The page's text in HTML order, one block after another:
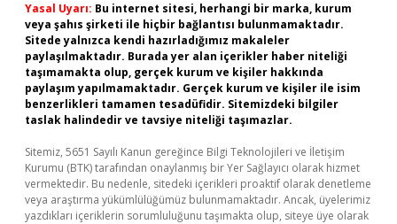
Yasal Uyarı: Bu internet sitesi, herhangi bir marka, kurum
veya şahıs şirketi ile hiçbir bağlantısı bulunmamaktadır.
Sitede yalnızca kendi hazırladığımız makaleler
paylaşılmaktadır. Burada yer alan içerikler haber niteliği
taşımamakta olup, gerçek kurum ve kişiler hakkında
paylaşım yapılmamaktadır. Gerçek kurum ve kişiler ile isim
benzerlikleri tamamen tesadüfidir. Sitemizdeki bilgiler
taslak halindedir ve tavsiye niteliği taşımazlar.
Sitemiz, 5651 Sayılı Kanun gereğince Bilgi Teknolojileri ve İletişim
Kurumu (BTK) tarafından onaylanmış bir Yer Sağlayıcı olarak hizmet
vermektedir. Bu nedenle, sitedeki içerikleri proaktif olarak denetleme
veya araştırma yükümlülüğümüz bulunmamaktadır. Ancak, üyelerimiz
yazdıkları içeriklerin sorumluluğunu taşımakta olup, siteye üye olarak